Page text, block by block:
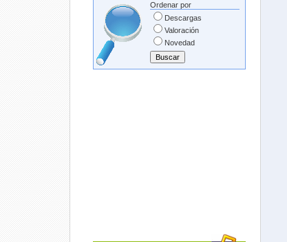
Ordenar por
Descargas
Valoración
Novedad